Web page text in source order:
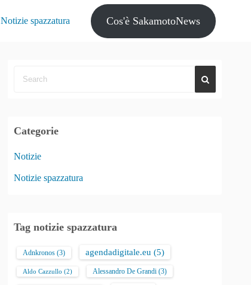
Notizie spazzatura Cos'è SakamotoNews
Categorie
Notizie
Notizie spazzatura
Tag notizie spazzatura
Adnkronos (3) agendadigitale.eu (5)
Aldo Cazzullo (2) Alessandro De Grandi (3)